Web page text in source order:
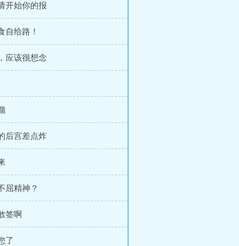
开始你的报
自给路！
应该很想念
后宫差点炸
屈精神？
签啊
了